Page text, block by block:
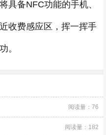
具备NFC功能的手机、
收费感应区，挥一挥手
。
阅读量：76
阅读量：182